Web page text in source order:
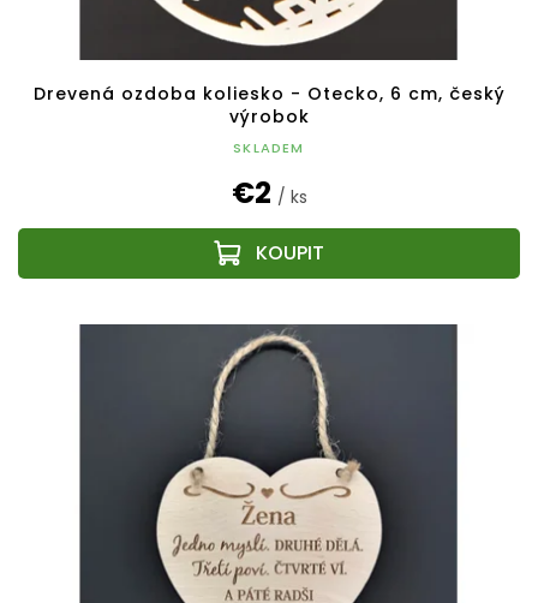
Drevená ozdoba koliesko - Otecko, 6 cm, český
výrobok
SKLADEM
€2 / ks